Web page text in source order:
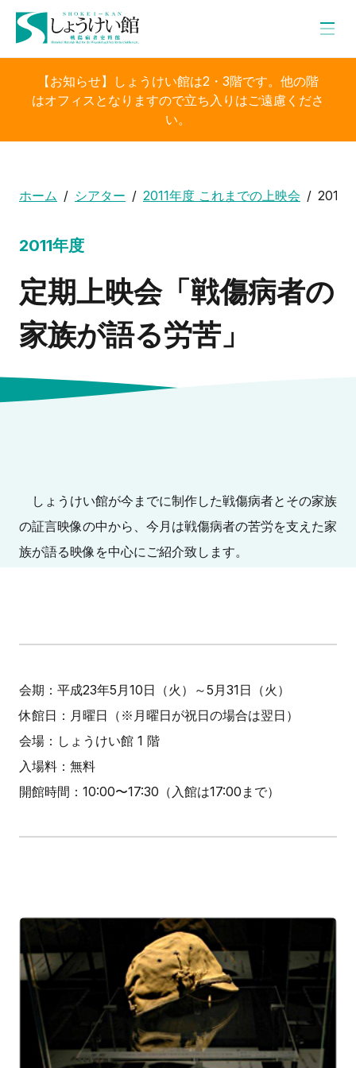
【お知らせ】しょうけい館は2・3階です。他の階
はオフィスとなりますので立ち入りはご遠慮くださ
い。
ホーム シアター 2011年度 これまでの上映会 2011
2011年度
定期上映会「戦傷病者の
家族が語る労苦」
しょうけい館が今までに制作した戦傷病者とその家族
の証言映像の中から、今月は戦傷病者の苦労を支えた家
族が語る映像を中心にご紹介致します。
会期：平成23年5月10日（火）～5月31日（火）
休館日：月曜日（※月曜日が祝日の場合は翌日）
会場：しょうけい館 1 階
入場料：無料
開館時間：10:00〜17:30（入館は17:00まで）